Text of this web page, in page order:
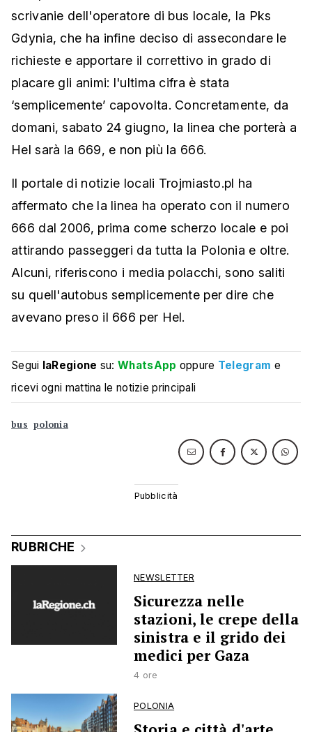
scrivanie dell'operatore di bus locale, la Pks
Gdynia, che ha infine deciso di assecondare le
richieste e apportare il correttivo in grado di
placare gli animi: l'ultima cifra è stata
‘semplicemente’ capovolta. Concretamente, da
domani, sabato 24 giugno, la linea che porterà a
Hel sarà la 669, e non più la 666.
Il portale di notizie locali Trojmiasto.pl ha
affermato che la linea ha operato con il numero
666 dal 2006, prima come scherzo locale e poi
attirando passeggeri da tutta la Polonia e oltre.
Alcuni, riferiscono i media polacchi, sono saliti
su quell'autobus semplicemente per dire che
avevano preso il 666 per Hel.
Segui laRegione su:WhatsApp oppure Telegram e
ricevi ogni mattina le notizie principali
bus polonia
RUBRICHE
NEWSLETTER
Sicurezza nelle
stazioni, le crepe della
sinistra e il grido dei
medici per Gaza
4 ore
POLONIA